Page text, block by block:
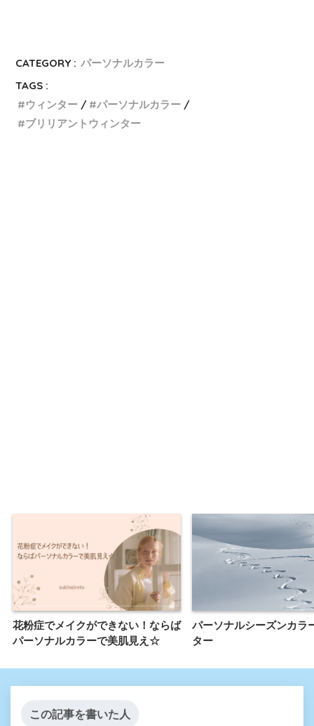
CATEGORY : パーソナルカラー
TAGS :
ウィンター
パーソナルカラー
ブリリアントウィンター
花粉症でメイクができない！ならば
パーソナルカラーで美肌見え☆
パーソナルシーズンカ
ター
この記事を書いた人